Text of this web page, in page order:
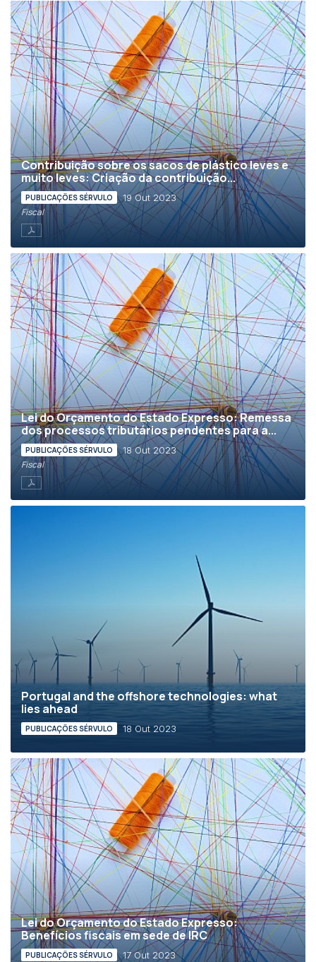
Contribuição sobre os sacos de plástico leves e
muito leves: Criação da contribuição...
PUBLICAÇÕES SÉRVULO 19 Out 2023
Fiscal
Lei do Orçamento do Estado Expresso: Remessa
dos processos tributários pendentes para a...
PUBLICAÇÕES SÉRVULO 18 Out 2023
Fiscal
Portugal and the offshore technologies: what
lies ahead
PUBLICAÇÕES SÉRVULO 18 Out 2023
Lei do Orçamento do Estado Expresso:
Benefícios fiscais em sede de IRC
PUBLICAÇÕES SÉRVULO 17 Out 2023